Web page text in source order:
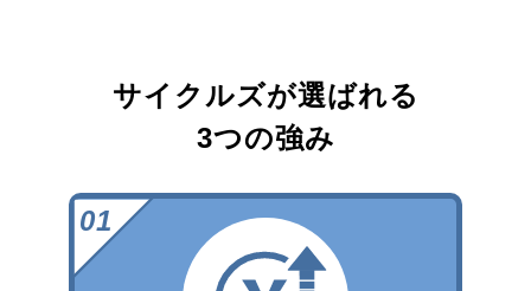
サイクルズが選ばれる
3つの強み